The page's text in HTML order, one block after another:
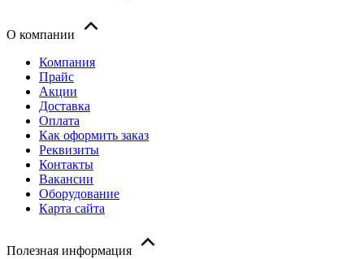
О компании
Компания
Прайс
Акции
Доставка
Оплата
Как оформить заказ
Реквизиты
Контакты
Вакансии
Оборудование
Карта сайта
Полезная информация